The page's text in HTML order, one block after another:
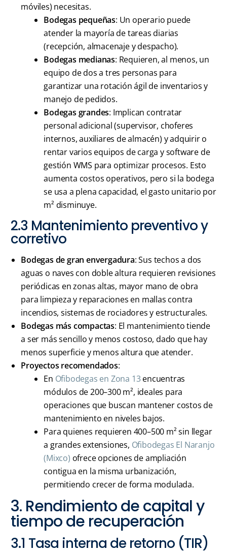
móviles) necesitas.
Bodegas pequeñas: Un operario puede
atender la mayoría de tareas diarias
(recepción, almacenaje y despacho).
Bodegas medianas: Requieren, al menos, un
equipo de dos a tres personas para
garantizar una rotación ágil de inventarios y
manejo de pedidos.
Bodegas grandes: Implican contratar
personal adicional (supervisor, choferes
internos, auxiliares de almacén) y adquirir o
rentar varios equipos de carga y software de
gestión WMS para optimizar procesos. Esto
aumenta costos operativos, pero si la bodega
se usa a plena capacidad, el gasto unitario por
m² disminuye.
2.3 Mantenimiento preventivo y
corretivo
Bodegas de gran envergadura: Sus techos a dos
aguas o naves con doble altura requieren revisiones
periódicas en zonas altas, mayor mano de obra
para limpieza y reparaciones en mallas contra
incendios, sistemas de rociadores y estructurales.
Bodegas más compactas: El mantenimiento tiende
a ser más sencillo y menos costoso, dado que hay
menos superficie y menos altura que atender.
Proyectos recomendados:
En Ofibodegas en Zona 13encuentras
módulos de 200–300 m², ideales para
operaciones que buscan mantener costos de
mantenimiento en niveles bajos.
Para quienes requieren 400–500 m² sin llegar
a grandes extensiones, Ofibodegas El Naranjo
(Mixco) ofrece opciones de ampliación
contigua en la misma urbanización,
permitiendo crecer de forma modulada.
3. Rendimiento de capital y
tiempo de recuperación
3.1 Tasa interna de retorno (TIR)